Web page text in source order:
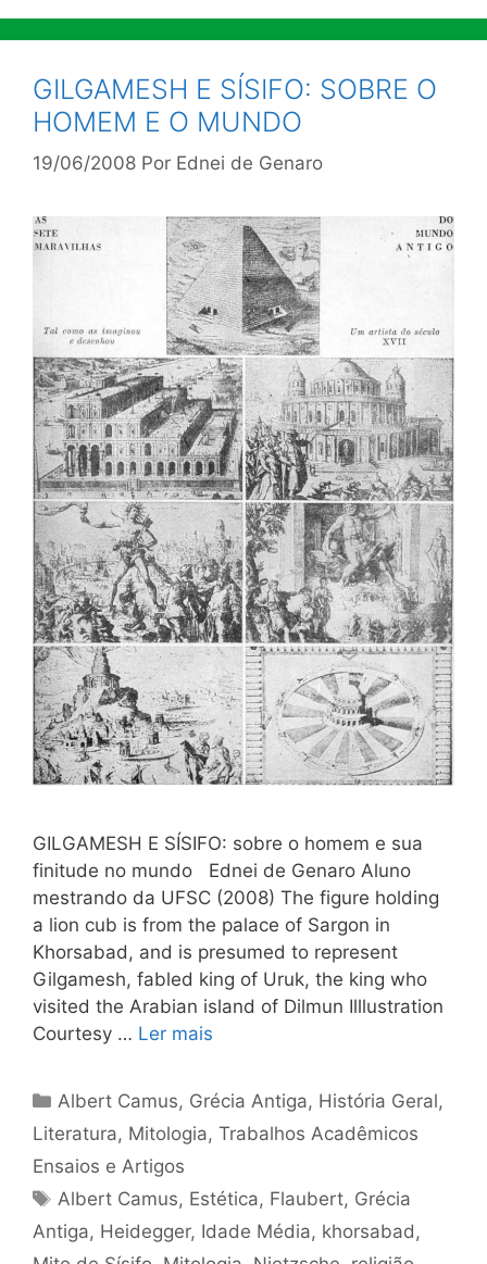
GILGAMESH E SÍSIFO: SOBRE O
HOMEM E O MUNDO
19/06/2008 Por Ednei de Genaro
GILGAMESH E SÍSIFO: sobre o homem e sua
finitude no mundo Ednei de Genaro Aluno
mestrando da UFSC (2008) The figure holding
a lion cub is from the palace of Sargon in
Khorsabad, and is presumed to represent
Gilgamesh, fabled king of Uruk, the king who
visited the Arabian island of Dilmun Illlustration
Courtesy … Ler mais
Categorias
Albert Camus, Grécia Antiga, História Geral,
Literatura, Mitologia, Trabalhos Acadêmicos
Ensaios e Artigos
Tags
Albert Camus, Estética, Flaubert, Grécia
Antiga, Heidegger, Idade Média, khorsabad,